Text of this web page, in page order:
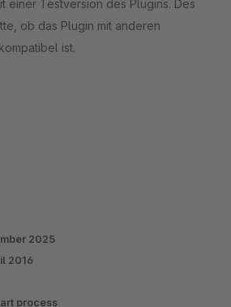
einer Testversion des Plugins. Des
ob das Plugin mit anderen
ist.
2025
2016
process